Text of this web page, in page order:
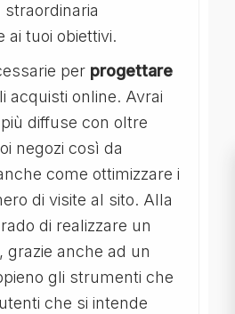
ai tuoi obiettivi.
per progettare
acquisti online. Avrai
diffuse con oltre
negozi così da
come ottimizzare i
di visite al sito. Alla
di realizzare un
grazie anche ad un
gli strumenti che
che si intende